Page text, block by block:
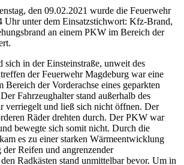
den 09.02.2021 wurde die Feuerwehr
Uhr unter dem Einsatzstichwort: Kfz-Brand,
an einem PKW im Bereich der
sich in der Einsteinstraße, unweit des
der Feuerwehr Magdeburg war eine
der Vorderachse eines geparkten
Fahrzeughalter stand außerhalb des
verriegelt und ließ sich nicht öffnen. Der
Räder drehten durch. Der PKW war
bewegte sich somit nicht. Durch die
es zu einer starken Wärmeentwicklung
Reifen und angrenzender
Radkästen stand unmittelbar bevor. Um in